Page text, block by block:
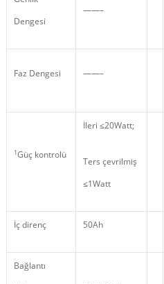
Dengesi
——–
Faz Dengesi ——–
1Güç kontrolü
İleri ≤20Watt;
Ters çevrilmiş
≤1Watt
İç direnç 50Ah
Bağlantı